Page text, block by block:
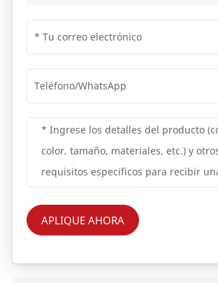
APLIQUE AHORA